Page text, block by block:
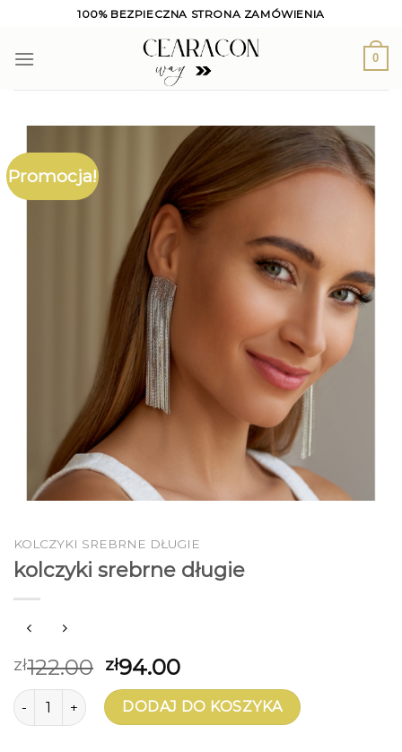
content
100% BEZPIECZNA STRONA ZAMÓWIENIA
0
Promocja!
KOLCZYKI SREBRNE DŁUGIE
kolczyki srebrne długie
zł122.00 zł94.00
ilość kolczyki srebrne długieDODAJ DO KOSZYKA